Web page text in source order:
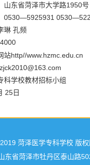
山东省菏泽市大学路1950号
0530—5925931
琳 孔频
站http//www.hzmc.edu.cn
科学校教材招标小组
25日
菏泽医学专科学校 版
东省菏泽市牡丹区泰山路